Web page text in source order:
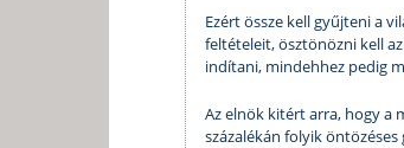
Ezért össze kell gyűjteni a
feltételeit, ösztönözni kell
indítani, mindehhez pedig
Az elnök kitért arra, hogy a
százalékán folyik öntözéses